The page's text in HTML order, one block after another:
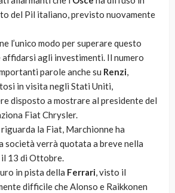
del Pil italiano, previsto nuovamente
l’unico modo per superare questo
agli investimenti. Il numero
parole anche su Renzi,
in visita negli Stati Uniti,
disposto a mostrare al presidente del
Fiat Chrysler.
la Fiat, Marchionne ha
società verrà quotata a breve nella
il 13 di Ottobre.
in pista della Ferrari, visto il
difficile che Alonso e Raikkonen